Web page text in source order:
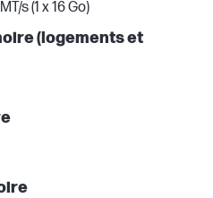
s (1 x 16 Go)
(logements et